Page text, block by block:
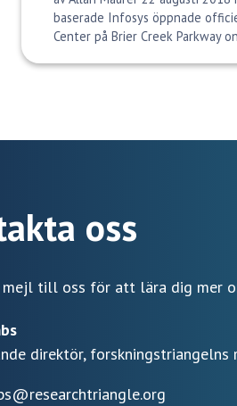
baserade Infosys öppnade
Center på Brier Creek Parkway
oss
mejl till oss för att lära dig mer
direktör, forskningstriangelns